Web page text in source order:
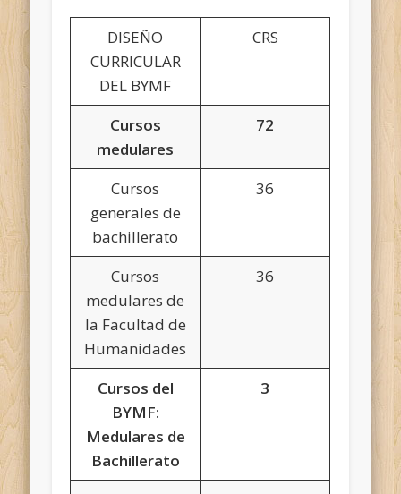
DISEÑO
CURRICULAR
DEL BYMF
CRS
Cursos
medulares
72
Cursos
generales de
bachillerato
36
Cursos
medulares de
la Facultad de
Humanidades
36
Cursos del
BYMF:
Medulares de
Bachillerato
3